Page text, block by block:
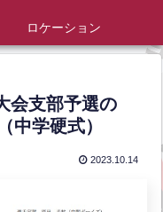
ロケーション
会支部予選の
中学硬式）
2023.10.14